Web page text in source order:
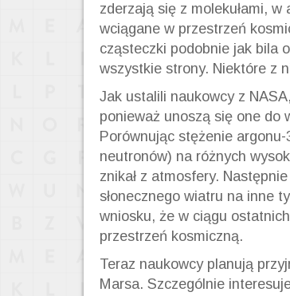
zderzają się z molekułami,
wciągane w przestrzeń
cząsteczki podobnie jak bila
wszystkie strony. Niektóre z
Jak ustalili naukowcy z
ponieważ unoszą się one do
Porównując stężenie
neutronów) na różnych
znikał z atmosfery.
słonecznego wiatru na inne
wniosku, że w ciągu
przestrzeń kosmiczną.
Teraz naukowcy planują
Marsa. Szczególnie